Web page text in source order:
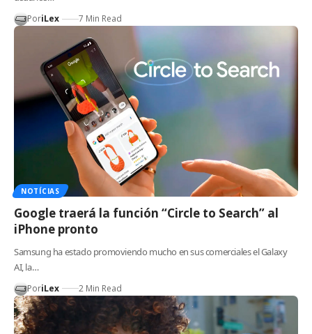
PoriLex 7 Min Read
NOTÍCIAS
Google traerá la función “Circle to Search” al
iPhone pronto
Samsung ha estado promoviendo mucho en sus comerciales el Galaxy
AI, la…
PoriLex 2 Min Read